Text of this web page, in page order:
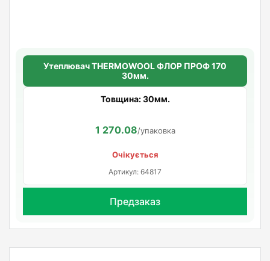
Утеплювач THERMOWOOL ФЛОР ПРОФ 170
30мм.
Товщина: 30мм.
1 270.08/упаковка
Очікується
Артикул: 64817
Предзаказ